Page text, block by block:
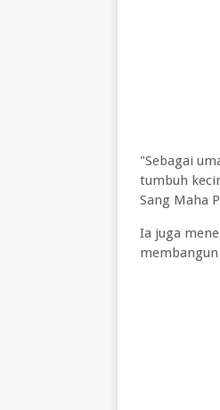
"Sebagai
tumbuh
Sang Maha
Ia juga